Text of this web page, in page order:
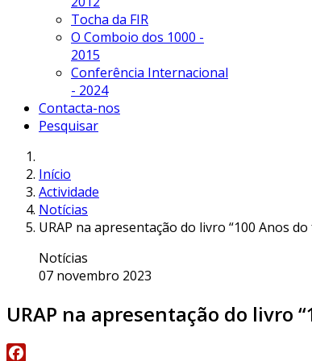
Tocha da FIR
O Comboio dos 1000 -
2015
Conferência Internacional
- 2024
Contacta-nos
Pesquisar
Início
Actividade
Notícias
URAP na apresentação do livro “100 Anos
Notícias
07 novembro 2023
URAP na apresentação do livro